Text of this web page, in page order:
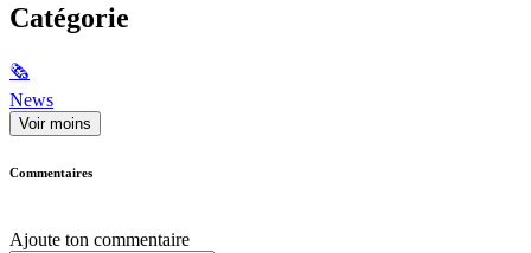
Catégorie
🗞
News
Voir moins
Commentaires
Ajoute ton commentaire